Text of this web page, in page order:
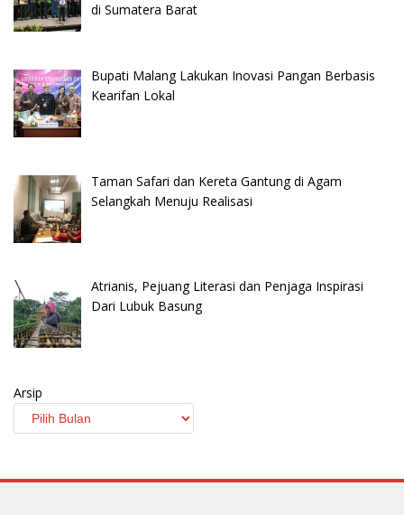
di Sumatera Barat
Bupati Malang Lakukan Inovasi Pangan Berbasis
Kearifan Lokal
Taman Safari dan Kereta Gantung di Agam
Selangkah Menuju Realisasi
Atrianis, Pejuang Literasi dan Penjaga Inspirasi
Dari Lubuk Basung
Arsip